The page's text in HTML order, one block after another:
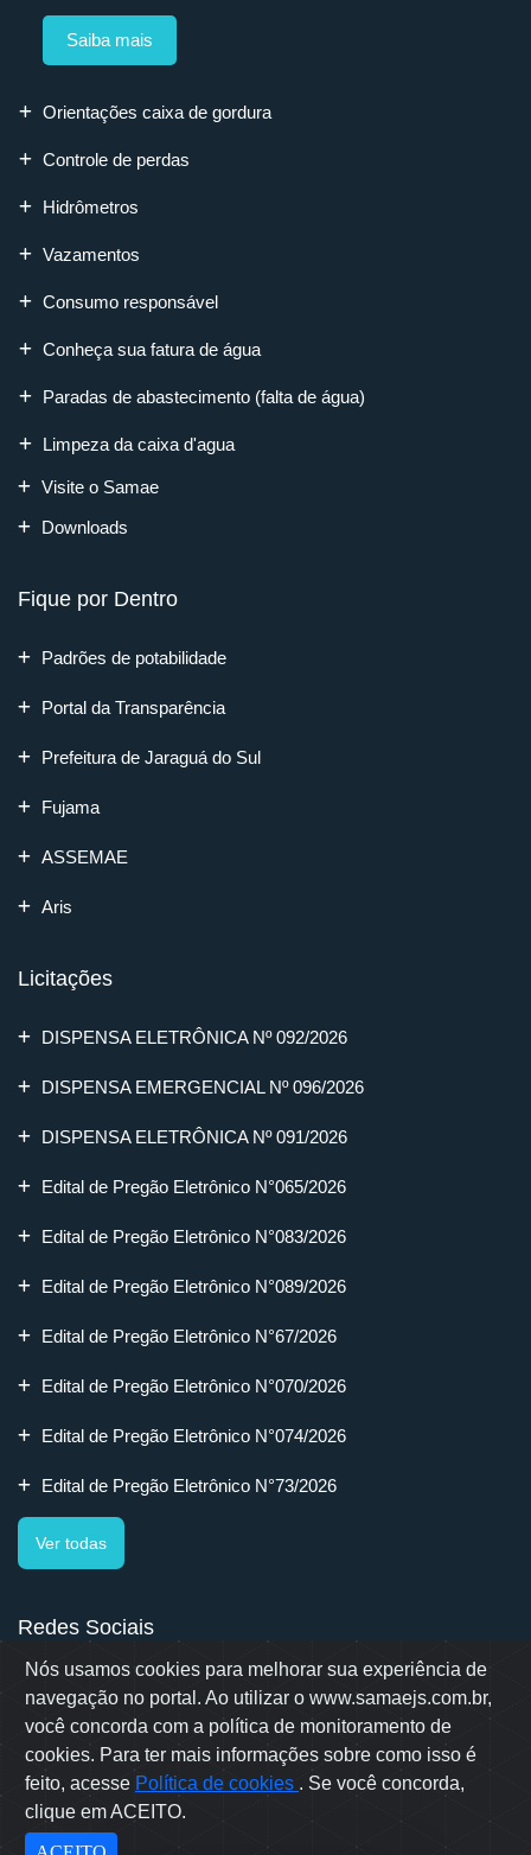
Nós usamos cookies para melhorar sua experiência de
navegação no portal. Ao utilizar o www.samaejs.com.br,
você concorda com a política de monitoramento de
cookies. Para ter mais informações sobre como isso é
feito, acesse Política de cookies . Se você concorda,
clique em ACEITO.
Saiba mais
Orientações caixa de gordura
Controle de perdas
Hidrômetros
Vazamentos
Consumo responsável
Conheça sua fatura de água
Paradas de abastecimento (falta de água)
Limpeza da caixa d'agua
Visite o Samae
Downloads
Fique por Dentro
Padrões de potabilidade
Portal da Transparência
Prefeitura de Jaraguá do Sul
Fujama
ASSEMAE
Aris
Licitações
DISPENSA ELETRÔNICA Nº 092/2026
DISPENSA EMERGENCIAL Nº 096/2026
DISPENSA ELETRÔNICA Nº 091/2026
Edital de Pregão Eletrônico N°065/2026
Edital de Pregão Eletrônico N°083/2026
Edital de Pregão Eletrônico N°089/2026
Edital de Pregão Eletrônico N°67/2026
Edital de Pregão Eletrônico N°070/2026
Edital de Pregão Eletrônico N°074/2026
Edital de Pregão Eletrônico N°73/2026
Ver todas
Redes Sociais
Rua Erwino Menegotti, 478 - Bairro Água Verde - Jaraguá do Sul
- SC
Samae © 2022 - Todos os direitos reservados
Desenvolvido por: OWL Mídia Agência Digital